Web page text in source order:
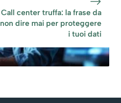
Call center truffa: la frase da
non dire mai per proteggere
i tuoi dati